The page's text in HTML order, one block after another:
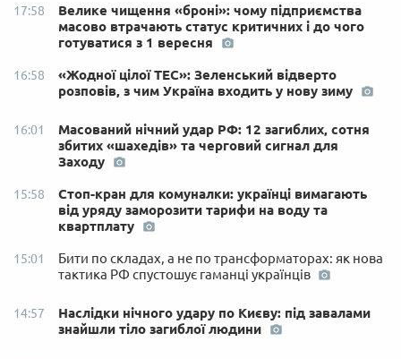
17:58
Велике чищення «броні»: чому підприємства
масово втрачають статус критичних і до чого
готуватися з 1 вересня
16:58
«Жодної цілої ТЕС»: Зеленський відверто
розповів, з чим Україна входить у нову зиму
16:01
Масований нічний удар РФ: 12 загиблих, сотня
збитих «шахедів» та черговий сигнал для
Заходу
15:58
Стоп-кран для комуналки: українці вимагають
від уряду заморозити тарифи на воду та
квартплату
15:01
Бити по складах, а не по трансформаторах: як нова
тактика РФ спустошує гаманці українців
14:57
Наслідки нічного удару по Києву: під завалами
знайшли тіло загиблої людини